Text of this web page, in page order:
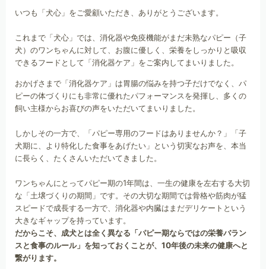
いつも「犬心」をご愛顧いただき、ありがとうございます。
これまで「犬心」では、消化器や免疫機能がまだ未熟なパピー（子
犬）のワンちゃんに対して、お腹に優しく、栄養をしっかりと吸収
できるフードとして「消化器ケア」をご案内してまいりました。
おかげさまで「消化器ケア」は胃腸の悩みを持つ子だけでなく、パ
ピーの体づくりにも非常に優れたパフォーマンスを発揮し、多くの
飼い主様からお喜びの声をいただいてまいりました。
しかしその一方で、「パピー専用のフードはありませんか？」「子
犬期に、より特化した食事をあげたい」という切実なお声を、本当
に長らく、たくさんいただいてきました。
ワンちゃんにとってパピー期の1年間は、一生の健康を左右する大切
な「土壌づくりの期間」です。その大切な期間では骨格や筋肉が猛
スピードで成長する一方で、消化器や内臓はまだデリケートという
大きなギャップを持っています。
だからこそ、成犬とは全く異なる「パピー期ならではの栄養バラン
スと食事のルール」を知っておくことが、10年後の未来の健康へと
繋がります。